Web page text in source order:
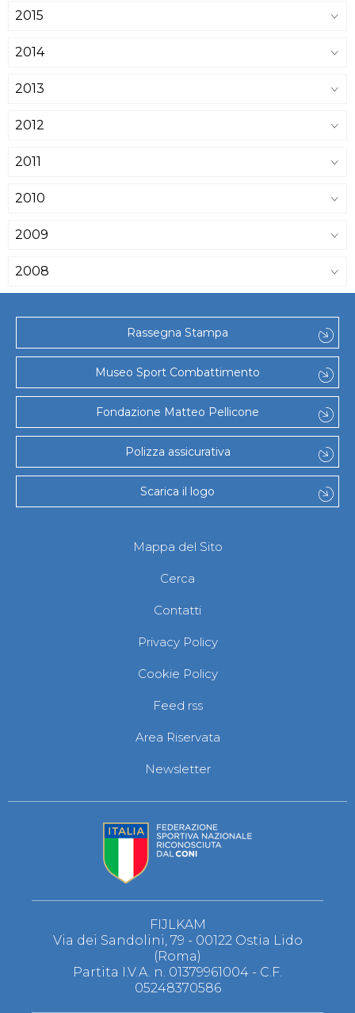
2015
2014
2013
2012
2011
2010
2009
2008
Rassegna Stampa
Museo Sport Combattimento
Fondazione Matteo Pellicone
Polizza assicurativa
Scarica il logo
Mappa del Sito
Cerca
Contatti
Privacy Policy
Cookie Policy
Feed rss
Area Riservata
Newsletter
FIJLKAM
Via dei Sandolini, 79 - 00122 Ostia Lido
(Roma)
Partita I.V.A. n. 01379961004 - C.F.
05248370586